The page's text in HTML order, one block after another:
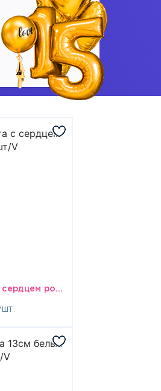
Свечи д/торта с сердцем роз 8шт/V
66